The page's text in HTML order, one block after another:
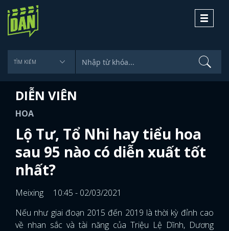
Toggle
DIỄN VIÊN
HOA
Lộ Tư, Tổ Nhi hay tiểu hoa
sau 95 nào có diễn xuất tốt
nhất?
Meixing
10:45 - 02/03/2021
Nếu như giai đoạn 2015 đến 2019 là thời kỳ đỉnh cao
về nhan sắc và tài năng của Triệu Lệ Dĩnh, Dương